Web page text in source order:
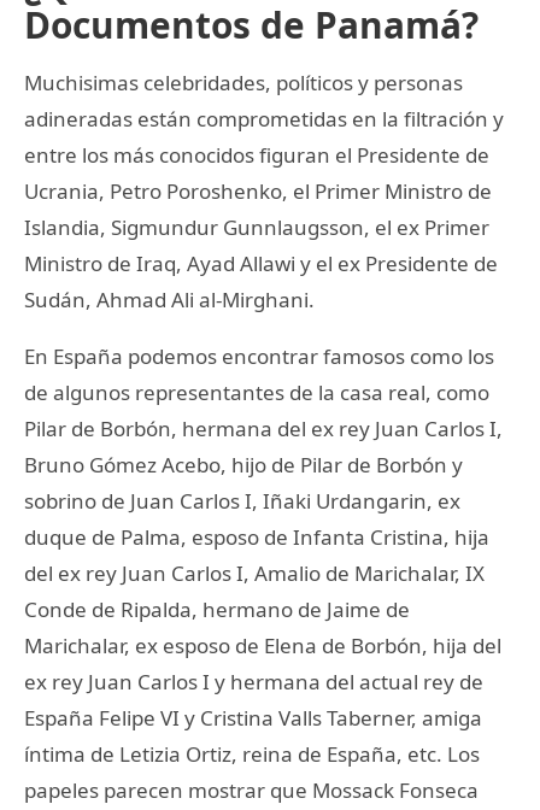
Documentos de Panamá?
Muchisimas celebridades, políticos y personas
adineradas están comprometidas en la filtración y
entre los más conocidos figuran el Presidente de
Ucrania, Petro Poroshenko, el Primer Ministro de
Islandia, Sigmundur Gunnlaugsson, el ex Primer
Ministro de Iraq, Ayad Allawi y el ex Presidente de
Sudán, Ahmad Ali al-Mirghani.
En España podemos encontrar famosos como los
de algunos representantes de la casa real, como
Pilar de Borbón, hermana del ex rey Juan Carlos I,
Bruno Gómez Acebo, hijo de Pilar de Borbón y
sobrino de Juan Carlos I, Iñaki Urdangarin, ex
duque de Palma, esposo de Infanta Cristina, hija
del ex rey Juan Carlos I, Amalio de Marichalar, IX
Conde de Ripalda, hermano de Jaime de
Marichalar, ex esposo de Elena de Borbón, hija del
ex rey Juan Carlos I y hermana del actual rey de
España Felipe VI y Cristina Valls Taberner, amiga
íntima de Letizia Ortiz, reina de España, etc. Los
papeles parecen mostrar que Mossack Fonseca